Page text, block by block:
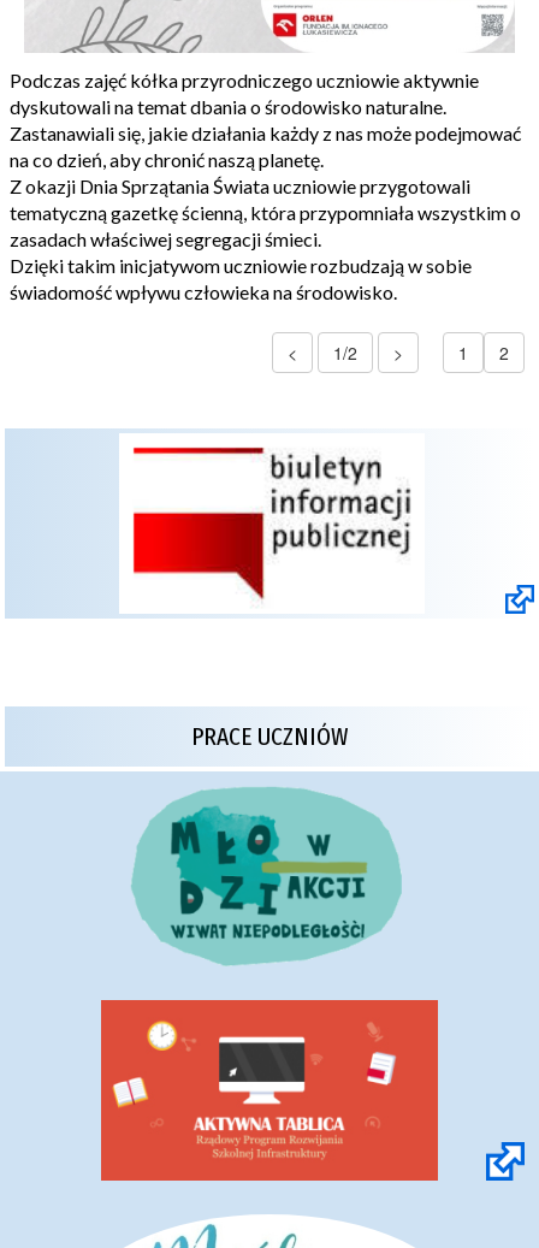
Podczas zajęć kółka przyrodniczego uczniowie aktywnie
dyskutowali na temat dbania o środowisko naturalne.
Zastanawiali się, jakie działania każdy z nas może podejmować
na co dzień, aby chronić naszą planetę.
Z okazji Dnia Sprzątania Świata uczniowie przygotowali
tematyczną gazetkę ścienną, która przypomniała wszystkim o
zasadach właściwej segregacji śmieci.
Dzięki takim inicjatywom uczniowie rozbudzają w sobie
świadomość wpływu człowieka na środowisko.
< 1/2 > 1 2
PRACE UCZNIÓW